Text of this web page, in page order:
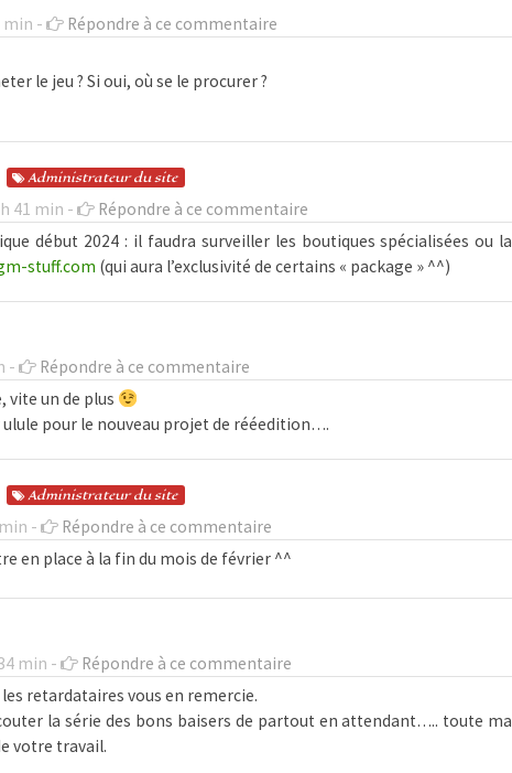
min -
Répondre à ce commentaire
le jeu ? Si oui, où se le procurer ?
Administrateurdu site
41 min -
Répondre à ce commentaire
début 2024 : il faudra surveiller les boutiques spécialisées ou la
stuff.com (qui aura l’exclusivité de certains « package » ^^)
-
Répondre à ce commentaire
un de plus
pour le nouveau projet de rééedition….
Administrateurdu site
-
Répondre à ce commentaire
en place à la fin du mois de février ^^
min -
Répondre à ce commentaire
retardataires vous en remercie.
la série des bons baisers de partout en attendant….. toute ma
votre travail.